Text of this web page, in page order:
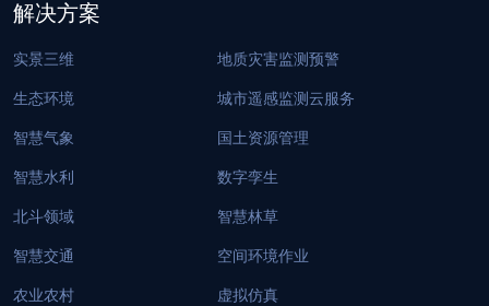
解决方案
实景三维
生态环境
智慧气象
智慧水利
北斗领域
智慧交通
农业农村
地质灾害监测预警
城市遥感监测云服务
国土资源管理
数字孪生
智慧林草
空间环境作业
虚拟仿真